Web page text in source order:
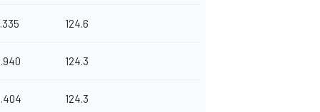
124.6
124.3
124.3